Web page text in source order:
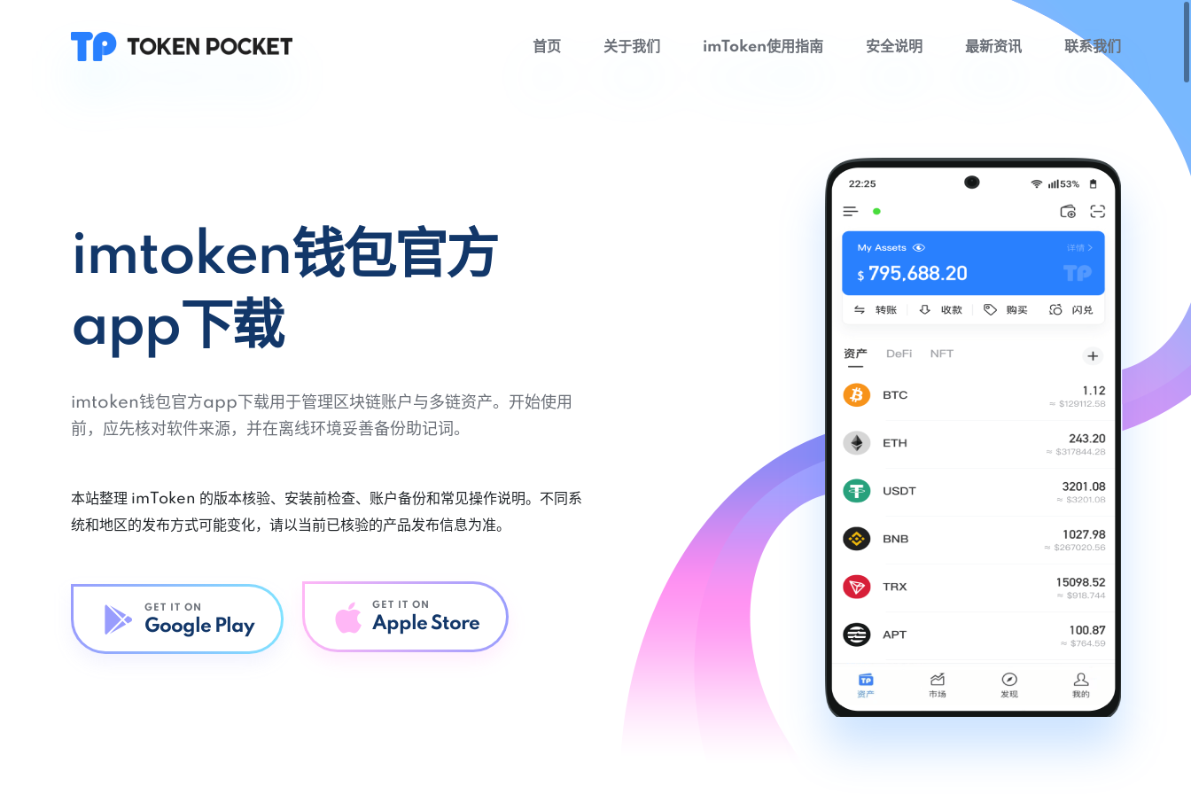
首页 关于我们 imToken使用指南 安全说明 最新资讯 联系我们
imtoken钱包官方
app下载
imtoken钱包官方app下载用于管理区块链账户与多链资产。开始使用
前，应先核对软件来源，并在离线环境妥善备份助记词。
本站整理 imToken 的版本核验、安装前检查、账户备份和常见操作说明。不同系
统和地区的发布方式可能变化，请以当前已核验的产品发布信息为准。
GET IT ON
Google Play
GET IT ON
Apple Store